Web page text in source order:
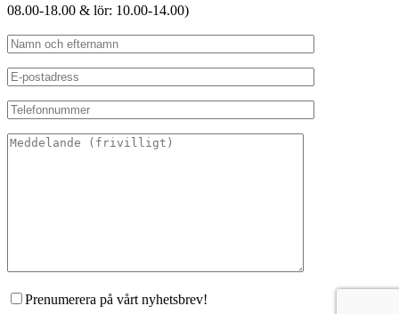
08.00-18.00 & lör: 10.00-14.00)
Prenumerera på vårt nyhetsbrev!